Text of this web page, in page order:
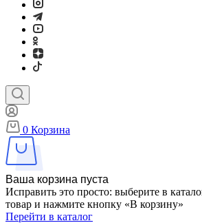
0 Корзина
Ваша корзина пуста
Исправить это просто: выберите в
товар и нажмите кнопку «В корзину»
Перейти в каталог